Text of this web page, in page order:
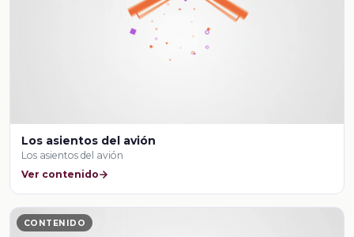
Los asientos del avión
Los asientos del avión
Ver contenido
CONTENIDO